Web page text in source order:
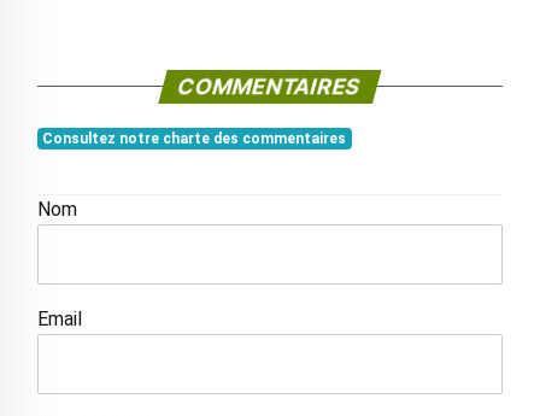
COMMENTAIRES
Consultez notre charte des commentaires
Nom
Email